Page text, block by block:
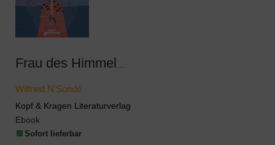
Wilfried N’Sondé
Kopf & Kragen Literaturverlag
Ebook
Sofort lieferbar